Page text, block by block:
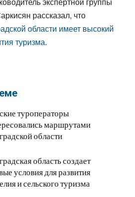
рассказал, что
области имеет высокий
туризма.
туроператоры
маршрутами
области
область создает
условия для развития
и сельского туризма